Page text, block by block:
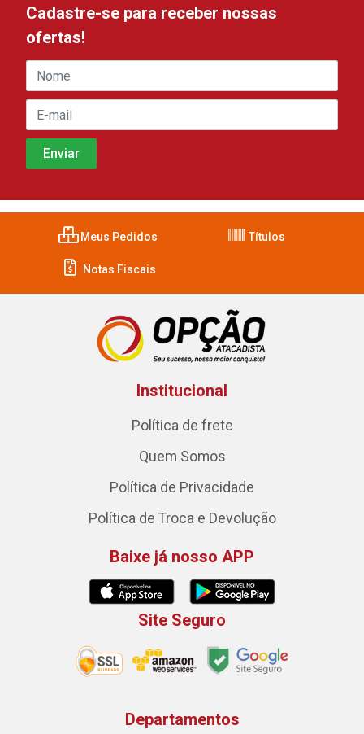
Cadastre-se para receber nossas
ofertas!
Meus Pedidos Títulos
Notas Fiscais
Institucional
Política de frete
Quem Somos
Política de Privacidade
Política de Troca e Devolução
Baixe já nosso APP
Site Seguro
Departamentos